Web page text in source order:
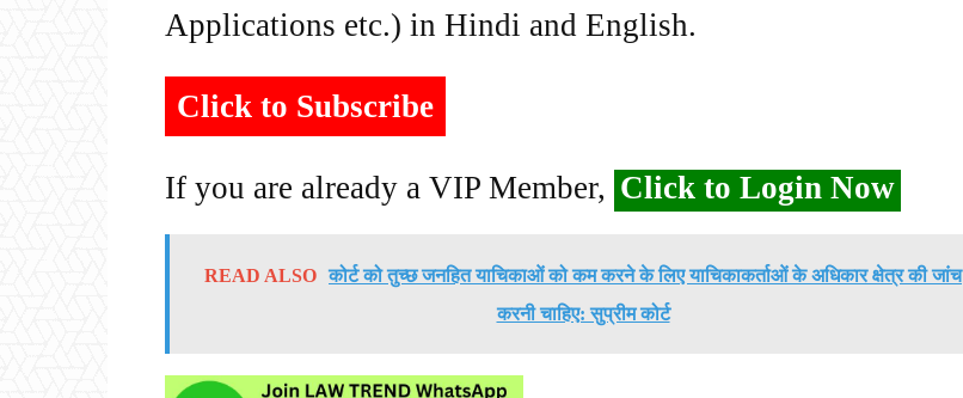
Applications etc.) in Hindi and English.
Click to Subscribe
If you are already a VIP Member, Click to Login Now
READ ALSO कोर्ट को तुच्छ जनहित याचिकाओं को कम करने के लिए याचिकाकर्ताओं के अधिकार क्षेत्र की जांच
करनी चाहिए: सुप्रीम कोर्ट